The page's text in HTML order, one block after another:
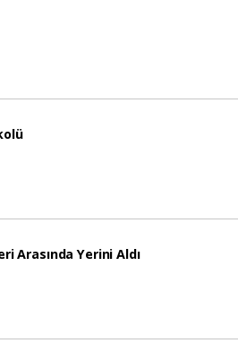
Arasında Yerini Aldı